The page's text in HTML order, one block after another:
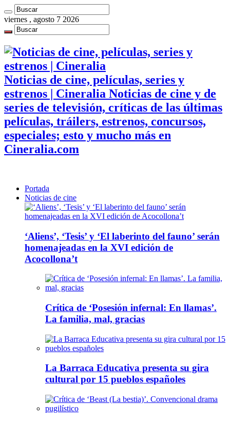
viernes , agosto 7 2026
Noticias de cine, películas, series y
estrenos | Cineralia Noticias de cine y de
series de televisión, críticas de las últimas
películas, tráilers, estrenos, concursos,
especiales; esto y mucho más en
Cineralia.com
Portada
Noticias de cine
‘Aliens’, ‘Tesis’ y ‘El laberinto del fauno’ serán
homenajeadas en la XVI edición de
Acocollona’t
Crítica de ‘Posesión infernal: En llamas’.
La familia, mal, gracias
La Barraca Educativa presenta su gira
cultural por 15 pueblos españoles